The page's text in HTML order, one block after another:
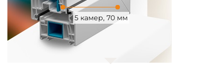
5 камер, 70 мм